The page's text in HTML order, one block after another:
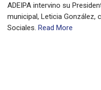
ADEIPA intervino su
municipal, Leticia González,
Sociales. Read More